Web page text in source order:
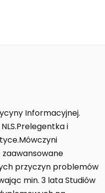
Informacyjnej.
i
zaawansowane
przyczyn problemów
min. 3 lata Studiów